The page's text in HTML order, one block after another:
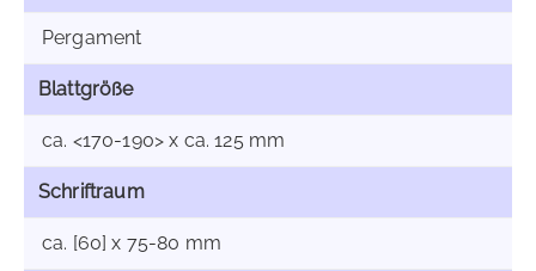
Pergament
Blattgröße
ca. <170-190> x ca. 125 mm
Schriftraum
ca. [60] x 75-80 mm